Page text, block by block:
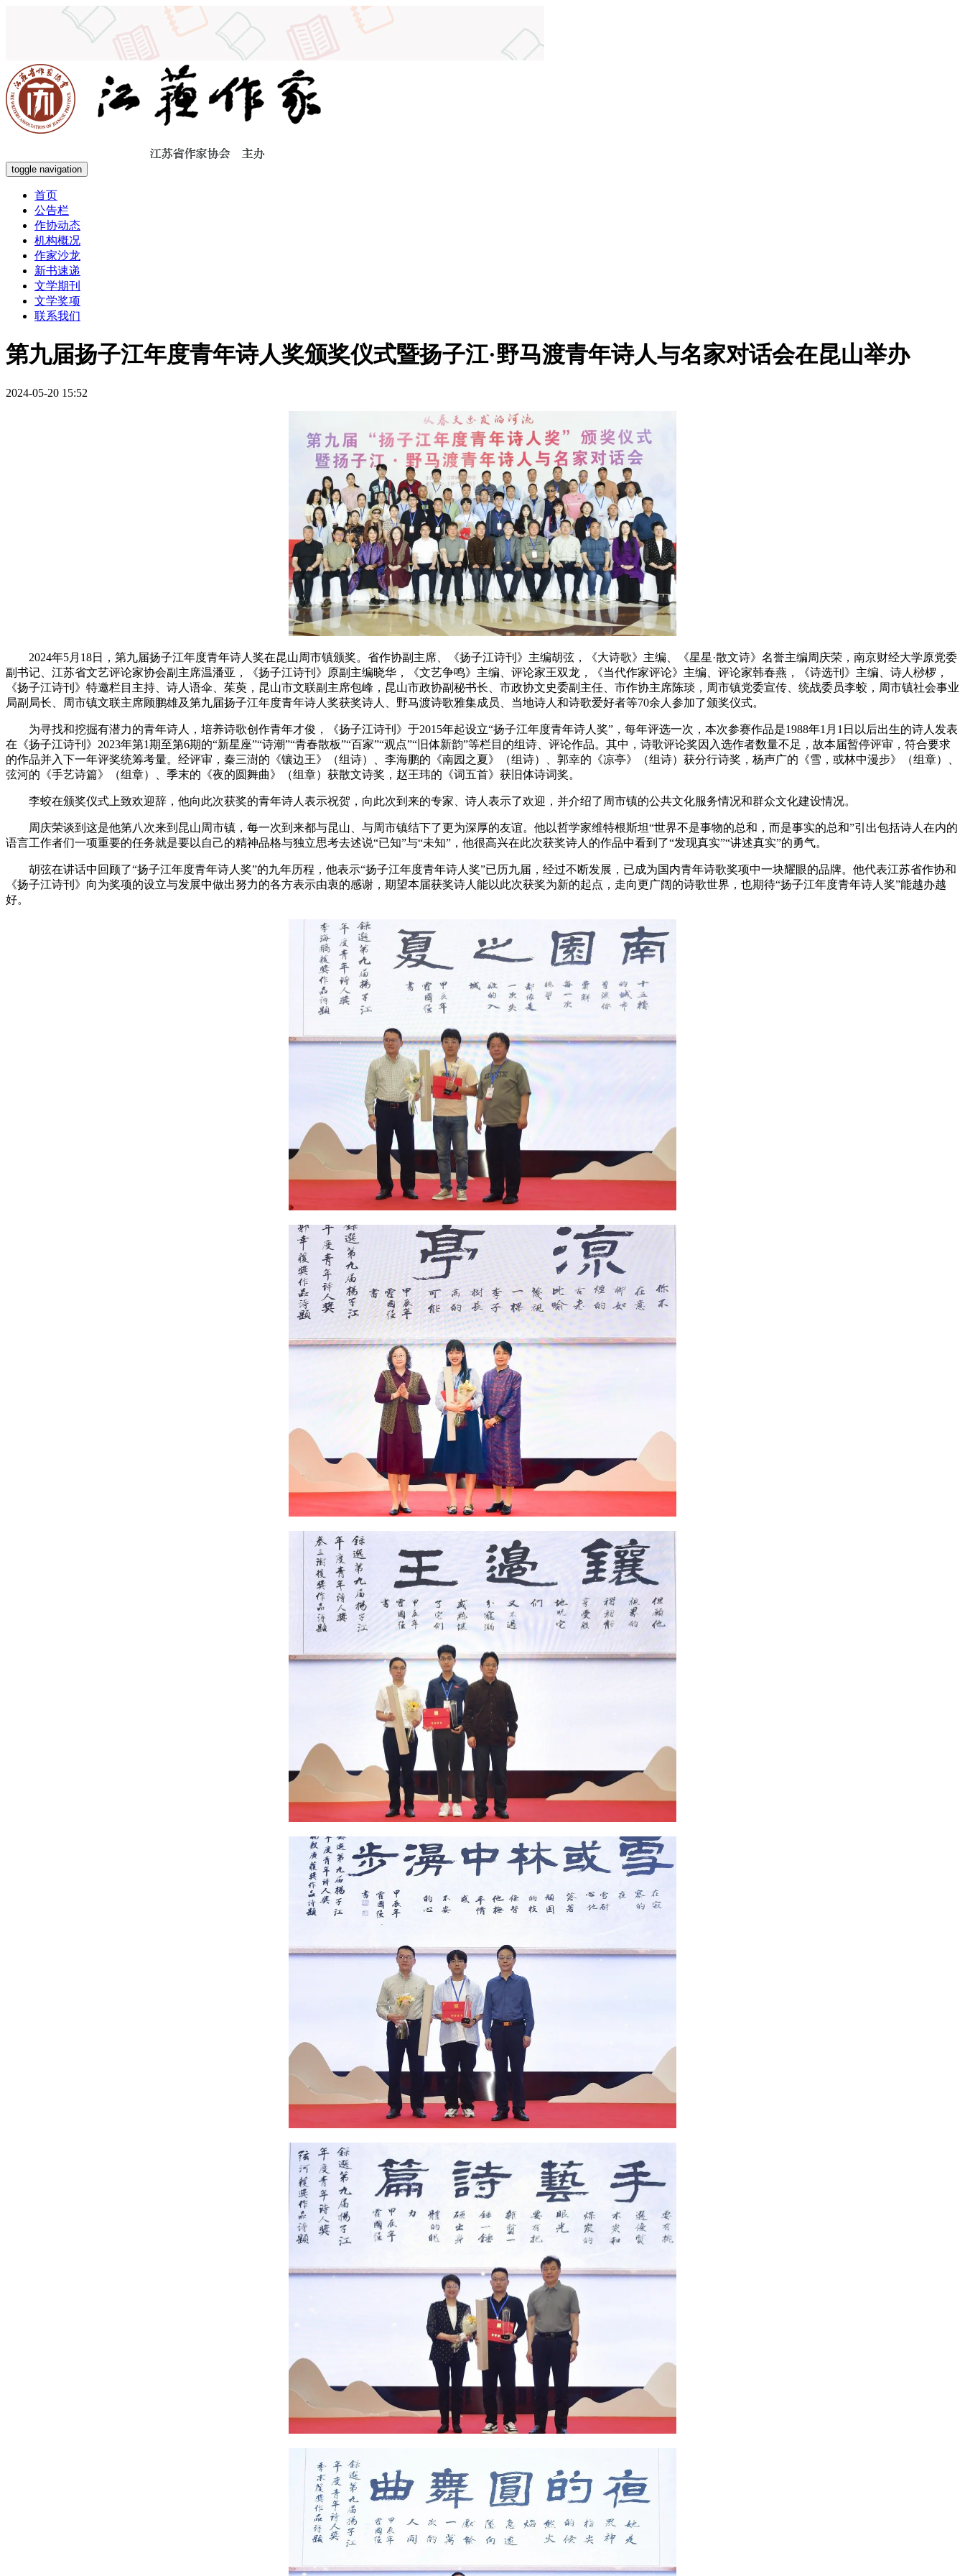
toggle navigation
首页
公告栏
作协动态
机构概况
作家沙龙
新书速递
文学期刊
文学奖项
联系我们
第九届扬子江年度青年诗人奖颁奖仪式暨扬子江·野马渡青年诗人与名家对话会在昆山举办
2024-05-20 15:52
2024年5月18日，第九届扬子江年度青年诗人奖在昆山周市镇颁奖。省作协副主席、《扬子江诗刊》主编胡弦，《大诗歌》主编、《星星·散文诗》名誉主编周庆荣，南京财经大学原党委
副书记、江苏省文艺评论家协会副主席温潘亚，《扬子江诗刊》原副主编晓华，《文艺争鸣》主编、评论家王双龙，《当代作家评论》主编、评论家韩春燕，《诗选刊》主编、诗人桫椤，
《扬子江诗刊》特邀栏目主持、诗人语伞、茱萸，昆山市文联副主席包峰，昆山市政协副秘书长、市政协文史委副主任、市作协主席陈琰，周市镇党委宣传、统战委员李蛟，周市镇社会事业
局副局长、周市镇文联主席顾鹏雄及第九届扬子江年度青年诗人奖获奖诗人、野马渡诗歌雅集成员、当地诗人和诗歌爱好者等70余人参加了颁奖仪式。
为寻找和挖掘有潜力的青年诗人，培养诗歌创作青年才俊，《扬子江诗刊》于2015年起设立“扬子江年度青年诗人奖”，每年评选一次，本次参赛作品是1988年1月1日以后出生的诗人发表
在《扬子江诗刊》2023年第1期至第6期的“新星座”“诗潮”“青春散板”“百家”“观点”“旧体新韵”等栏目的组诗、评论作品。其中，诗歌评论奖因入选作者数量不足，故本届暂停评审，符合要求
的作品并入下一年评奖统筹考量。经评审，秦三澍的《镶边王》（组诗）、李海鹏的《南园之夏》（组诗）、郭幸的《凉亭》（组诗）获分行诗奖，杨声广的《雪，或林中漫步》（组章）、
弦河的《手艺诗篇》（组章）、季末的《夜的圆舞曲》（组章）获散文诗奖，赵王玮的《词五首》获旧体诗词奖。
李蛟在颁奖仪式上致欢迎辞，他向此次获奖的青年诗人表示祝贺，向此次到来的专家、诗人表示了欢迎，并介绍了周市镇的公共文化服务情况和群众文化建设情况。
周庆荣谈到这是他第八次来到昆山周市镇，每一次到来都与昆山、与周市镇结下了更为深厚的友谊。他以哲学家维特根斯坦“世界不是事物的总和，而是事实的总和”引出包括诗人在内的
语言工作者们一项重要的任务就是要以自己的精神品格与独立思考去述说“已知”与“未知”，他很高兴在此次获奖诗人的作品中看到了“发现真实”“讲述真实”的勇气。
胡弦在讲话中回顾了“扬子江年度青年诗人奖”的九年历程，他表示“扬子江年度青年诗人奖”已历九届，经过不断发展，已成为国内青年诗歌奖项中一块耀眼的品牌。他代表江苏省作协和
《扬子江诗刊》向为奖项的设立与发展中做出努力的各方表示由衷的感谢，期望本届获奖诗人能以此次获奖为新的起点，走向更广阔的诗歌世界，也期待“扬子江年度青年诗人奖”能越办越
好。